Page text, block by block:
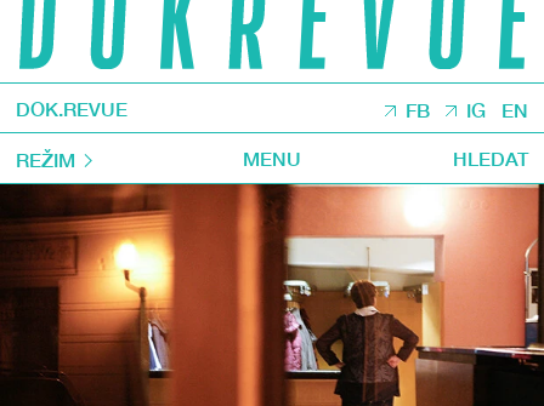
DOK.REVUE FB IG EN
REŽIM MENU HLEDAT